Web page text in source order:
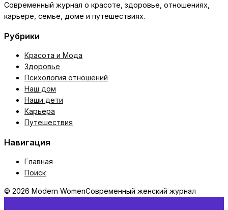
Современный журнал о красоте, здоровье, отношениях,
карьере, семье, доме и путешествиях.
Рубрики
Красота и Мода
Здоровье
Психология отношений
Наш дом
Наши дети
Карьера
Путешествия
Навигация
Главная
Поиск
© 2026 Modern WomenСовременный женский журнал